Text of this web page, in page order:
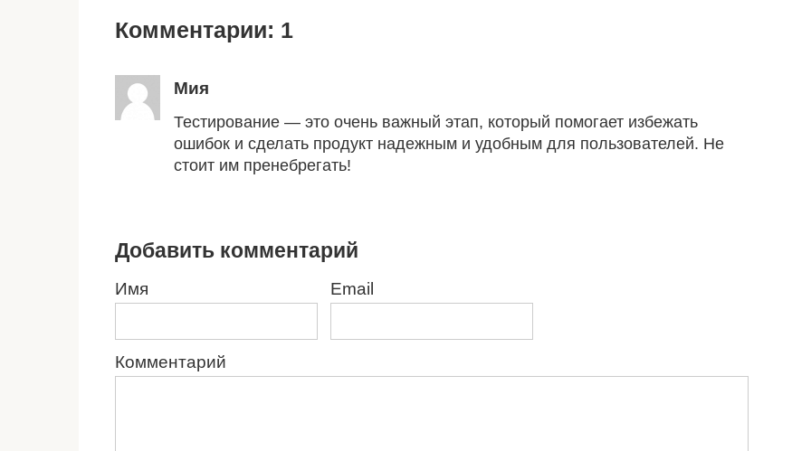
Комментарии: 1
Мия
Тестирование — это очень важный этап, который помогает избежать
ошибок и сделать продукт надежным и удобным для пользователей. Не
стоит им пренебрегать!
Добавить комментарий
Имя Email
Комментарий